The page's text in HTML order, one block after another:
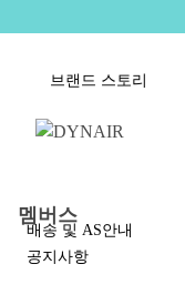
브랜드 스토리
배송 및 AS안내
공지사항
멤버스